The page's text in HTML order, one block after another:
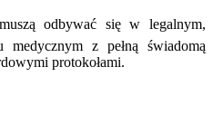
odbywać się w legalnym,
medycznym z pełną świadomą
protokołami.